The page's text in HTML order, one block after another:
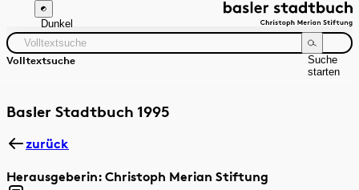
Dunkel
Volltextsuche
Suche
starten
Zeitraum Autor:in
Basler Stadtbuch 1995
zurück
Herausgeberin: Christoph Merian Stiftung